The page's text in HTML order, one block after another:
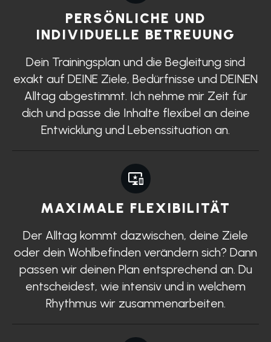
PERSÖNLICHE UND
INDIVIDUELLE BETREUUNG
Dein Trainingsplan und die Begleitung sind
exakt auf DEINE Ziele, Bedürfnisse und DEINEN
Alltag abgestimmt. Ich nehme mir Zeit für
dich und passe die Inhalte flexibel an deine
Entwicklung und Lebenssituation an.
MAXIMALE FLEXIBILITÄT
Der Alltag kommt dazwischen, deine Ziele
oder dein Wohlbefinden verändern sich? Dann
passen wir deinen Plan entsprechend an. Du
entscheidest, wie intensiv und in welchem
Rhythmus wir zusammenarbeiten.